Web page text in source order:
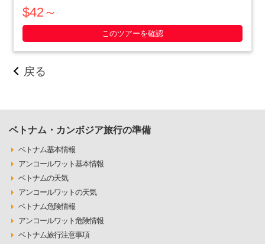
す。小柄な体格を活かした戦略で、アメリカ軍を撃退にまで追
いやったベトナム人の作戦の数々や彼らの暮らしぶりを追体験
できます。ホーチミン滞在最終日や、午後か・・・・・
$42～
このツアーを確認
戻る
ベトナム・カンボジア旅行の準備
ベトナム基本情報
アンコールワット基本情報
ベトナムの天気
アンコールワットの天気
ベトナム危険情報
アンコールワット危険情報
ベトナム旅行注意事項